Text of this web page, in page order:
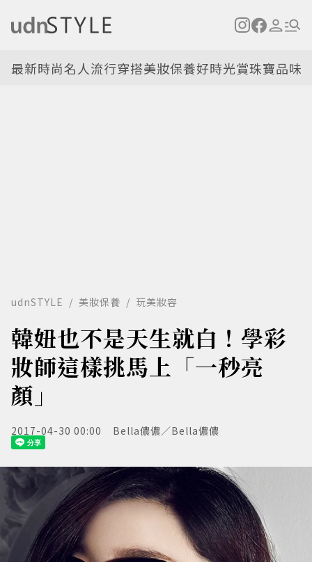
最新時尚名人流行穿搭美妝保養好時光賞珠寶品味
udnSTYLE 美妝保養 玩美妝容
韓妞也不是天生就白！學彩
妝師這樣挑馬上「一秒亮
顏」
2017-04-30 00:00 Bella儂儂／Bella儂儂